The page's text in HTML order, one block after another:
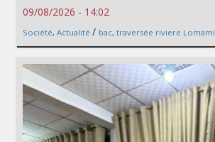
09/08/2026 - 14:02
Société, Actualité / bac, traversée riviere Lomami